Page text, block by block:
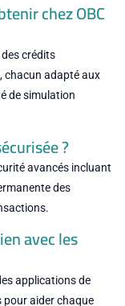
chez OBC
crédits
chacun adapté aux
de simulation
?
avancés incluant
des
avec les
applications de
pour aider chaque